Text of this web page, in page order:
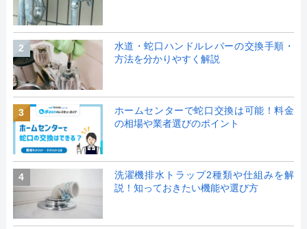
2
水道・蛇口ハンドルレバーの交換手順・
方法を分かりやすく解説
3
ホームセンターで蛇口交換は可能！料金
の相場や業者選びのポイント
4
洗濯機排水トラップ2種類や仕組みを解
説！知っておきたい機能や選び方